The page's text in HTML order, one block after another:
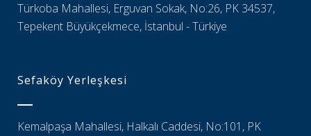
Türkoba Mahallesi, Erguvan Sokak, No:26, PK 34537,
Tepekent Büyükçekmece, İstanbul - Türkiye
Sefaköy Yerleşkesi
Kemalpaşa Mahallesi, Halkalı Caddesi, No:101, PK